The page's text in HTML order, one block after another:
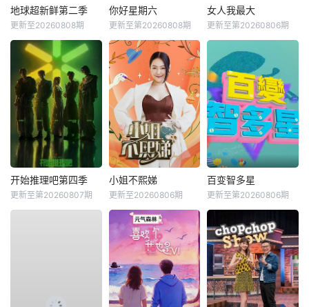
地球超新鲜第二季
更新至20260808期
你好星期六
更新至第20260808期
女人我最大
更新至第20260806期
开始推理吧第四季
更新至第20260807期
小姐不熙娣
更新至20260806期
百变智多星
更新至第20260806期